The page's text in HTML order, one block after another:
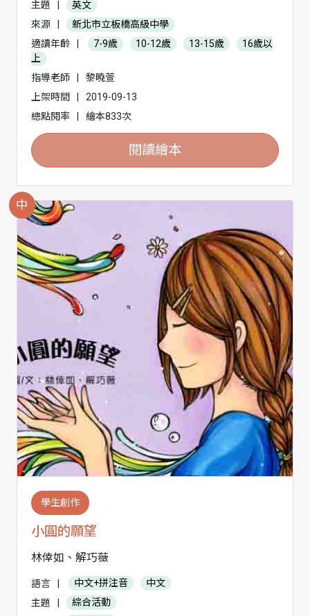
主題
英文
來源
新北市立板橋高級中學
適讀年齡
7-9歲 10-12歲 13-15歲
16歲以
上
指導老師
黎曉萱
上架時間
2019-09-13
總點閱率
繪本833次
閱讀繪本
中
學生創作
小圓的願望
林倖如、解巧薇
語言 | 中文+拼注音
中文
主題
| 綜合活動